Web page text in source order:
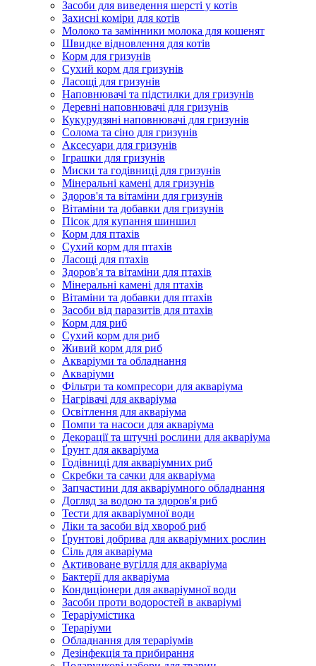
Засоби для виведення шерсті у котів
Захисні коміри для котів
Молоко та замінники молока для кошенят
Швидке відновлення для котів
Корм для гризунів
Сухий корм для гризунів
Ласощі для гризунів
Наповнювачі та підстилки для гризунів
Деревні наповнювачі для гризунів
Кукурудзяні наповнювачі для гризунів
Солома та сіно для гризунів
Аксесуари для гризунів
Іграшки для гризунів
Миски та годівниці для гризунів
Мінеральні камені для гризунів
Здоров'я та вітаміни для гризунів
Вітаміни та добавки для гризунів
Пісок для купання шиншил
Корм для птахів
Сухий корм для птахів
Ласощі для птахів
Здоров'я та вітаміни для птахів
Мінеральні камені для птахів
Вітаміни та добавки для птахів
Засоби від паразитів для птахів
Корм для риб
Сухий корм для риб
Живий корм для риб
Акваріуми та обладнання
Акваріуми
Фільтри та компресори для акваріума
Нагрівачі для акваріума
Освітлення для акваріума
Помпи та насоси для акваріума
Декорації та штучні рослини для акваріума
Ґрунт для акваріума
Годівниці для акваріумних риб
Скребки та сачки для акваріума
Запчастини для акваріумного обладнання
Догляд за водою та здоров'я риб
Тести для акваріумної води
Ліки та засоби від хвороб риб
Ґрунтові добрива для акваріумних рослин
Сіль для акваріума
Активоване вугілля для акваріума
Бактерії для акваріума
Кондиціонери для акваріумної води
Засоби проти водоростей в акваріумі
Тераріумістика
Тераріуми
Обладнання для тераріумів
Дезінфекція та прибирання